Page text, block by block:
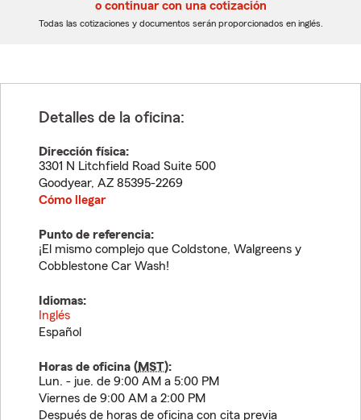
dígitos
dígitos
o continuar con una cotización
Todas las cotizaciones y documentos serán proporcionados en inglés.
Detalles de la oficina:
Dirección física:
3301 N Litchfield Road Suite 500
Goodyear, AZ 85395-2269
Cómo llegar
Punto de referencia:
¡El mismo complejo que Coldstone, Walgreens y
Cobblestone Car Wash!
Idiomas:
Inglés
Español
Horas de oficina (MST):
Lun. - jue. de 9:00 AM a 5:00 PM
Viernes de 9:00 AM a 2:00 PM
Después de horas de oficina con cita previa